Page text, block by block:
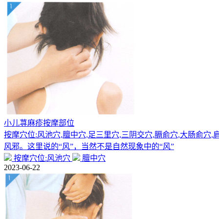
小儿荨麻疹按摩部位
按摩穴位:风池穴,膻中穴,足三里穴,三阴交穴,膈俞穴,大肠俞穴
风邪。这里说的“风”，当然不是自然现象中的“风”
按摩穴位:风池穴
膻中穴
2023-06-22